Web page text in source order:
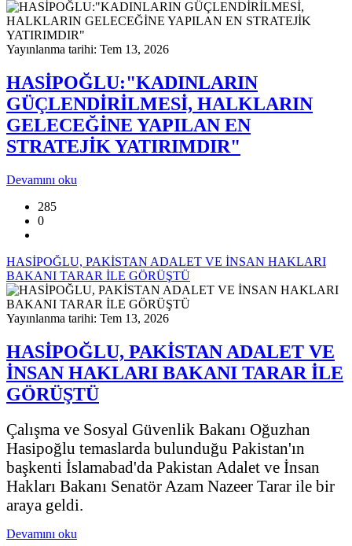
Yayınlanma tarihi: Tem 13, 2026
HASİPOĞLU:"KADINLARIN
GÜÇLENDİRİLMESİ, HALKLARIN
GELECEĞİNE YAPILAN EN
STRATEJİK YATIRIMDIR"
Devamını oku
285
0
HASİPOĞLU, PAKİSTAN ADALET VE İNSAN HAKLARI
BAKANI TARAR İLE GÖRÜŞTÜ
Yayınlanma tarihi: Tem 13, 2026
HASİPOĞLU, PAKİSTAN ADALET VE
İNSAN HAKLARI BAKANI TARAR İLE
GÖRÜŞTÜ
Çalışma ve Sosyal Güvenlik Bakanı Oğuzhan
Hasipoğlu temaslarda bulunduğu Pakistan'ın
başkenti İslamabad'da Pakistan Adalet ve İnsan
Hakları Bakanı Senatör Azam Nazeer Tarar ile bir
araya geldi.
Devamını oku